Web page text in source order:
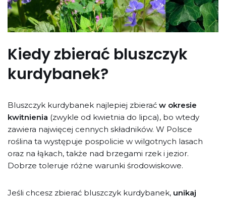
Kiedy zbierać bluszczyk
kurdybanek?
Bluszczyk kurdybanek najlepiej zbierać w okresie
kwitnienia (zwykle od kwietnia do lipca), bo wtedy
zawiera najwięcej cennych składników. W Polsce
roślina ta występuje pospolicie w wilgotnych lasach
oraz na łąkach, także nad brzegami rzek i jezior.
Dobrze toleruje różne warunki środowiskowe.
Jeśli chcesz zbierać bluszczyk kurdybanek, unikaj